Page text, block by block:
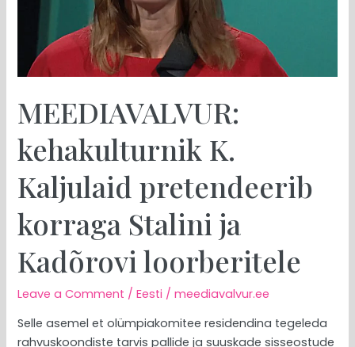
MEEDIAVALVUR:
kehakulturnik K.
Kaljulaid pretendeerib
korraga Stalini ja
Kadõrovi loorberitele
Leave a Comment /Eesti /meediavalvur.ee
Selle asemel et olümpiakomitee residendina tegeleda
rahvuskoondiste tarvis pallide ja suuskade sisseostude
loorberitele